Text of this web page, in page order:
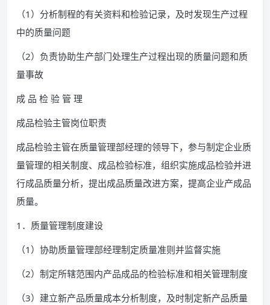
（1）分析制程的有关资料和检验记录，及时发现生产过程
中的质量问题
（2）负责协助生产部门处理生产过程出现的质量问题和质
量事故
成 品 检 验 管 理
成品检验主管岗位职责
成品检验主管在质量管理部经理的领导下，参与制定企业质
量管理的相关制度、成品检验标准，组织实施成品检验并进
行成品质量分析，提出成品质量改进方案，提高企业产成品
质量。
1．质量管理制度建设
（1）协助质量管理部经理制定质量准则并监督实施
（2）制定所辖范围内产品成品的检验标准和相关管理制度
（3）建立新产品质量成本分析制度，及时制定新产品质量